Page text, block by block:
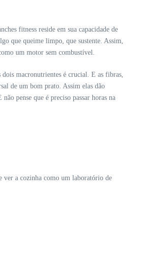
fitness reside em sua capacidade de
que queime limpo, que sustente. Assim,
um motor sem combustível.
dois macronutrientes é crucial. E as fibras,
de um bom prato. Assim elas dão
pense que é preciso passar horas na
ver a cozinha como um laboratório de